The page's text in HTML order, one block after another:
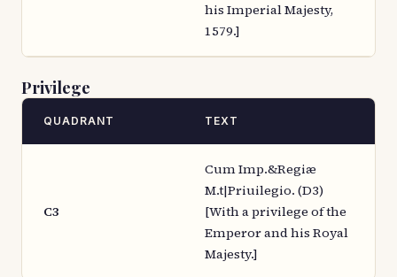
his Imperial Majesty,
1579.]
Privilege
QUADRANT TEXT
C3
Cum Imp.&Regiæ
M.t|Priuilegio. (D3)
[With a privilege of the
Emperor and his Royal
Majesty.]